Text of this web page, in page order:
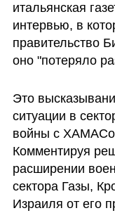
итальянская
интервью, в
правительство
оно "потеряло
Это
ситуации в
войны с
Комментируя
расширении
сектора Газы,
Израиля от его